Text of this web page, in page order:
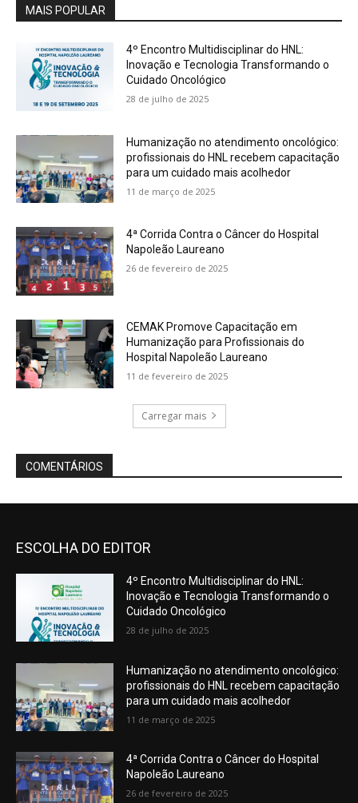
ESCOLHA DO EDITOR
4º Encontro Multidisciplinar do HNL:
Inovação e Tecnologia Transformando o
Cuidado Oncológico
28 de julho de 2025
Humanização no atendimento oncológico:
profissionais do HNL recebem capacitação
para um cuidado mais acolhedor
11 de março de 2025
4ª Corrida Contra o Câncer do Hospital
Napoleão Laureano
26 de fevereiro de 2025